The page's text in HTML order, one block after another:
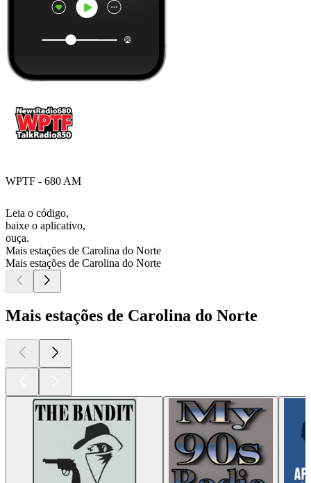
WPTF - 680 AM
Leia o código,
baixe o aplicativo,
ouça.
Mais estações de Carolina do Norte
Mais estações de Carolina do Norte
Mais estações de Carolina do Norte